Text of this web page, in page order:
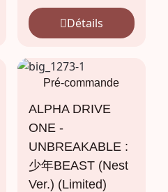
Détails
Pré-commande
ALPHA DRIVE
ONE -
UNBREAKABLE :
少年BEAST (Nest
Ver.) (Limited)